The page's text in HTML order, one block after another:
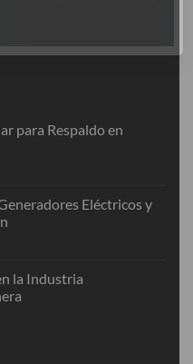
para Respaldo en
Eléctricos y
la Industria